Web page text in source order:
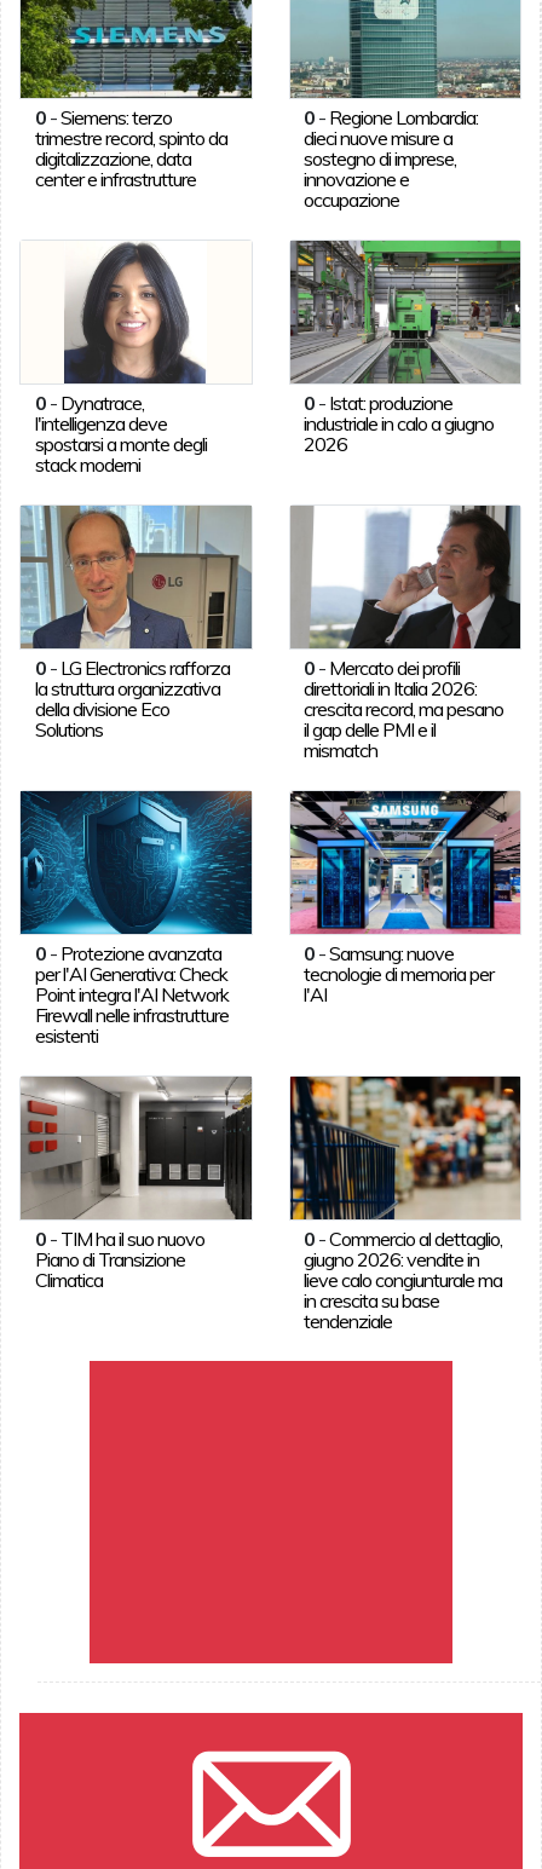
0-Siemens: terzo
trimestre record, spinto da
digitalizzazione, data
center e infrastrutture
0 - Regione Lombardia:
dieci nuove misure a
sostegno di imprese,
innovazione e
occupazione
0- Dynatrace,
l'intelligenza deve
spostarsi a monte degli
stack moderni
0 - Istat: produzione
industriale in calo a giugno
2026
0- LG Electronics rafforza
la struttura organizzativa
della divisione Eco
Solutions
0 - Mercato dei profili
direttoriali in Italia 2026:
crescita record, ma pesano
il gap delle PMI e il
mismatch
0- Protezione avanzata
per l'AI Generativa: Check
Point integra l'AI Network
Firewall nelle infrastrutture
esistenti
0 -Samsung: nuove
tecnologie di memoria per
l'AI
0- TIM ha il suo nuovo
Piano di Transizione
Climatica
0 -Commercio al dettaglio,
giugno 2026: vendite in
lieve calo congiunturale ma
in crescita su base
tendenziale